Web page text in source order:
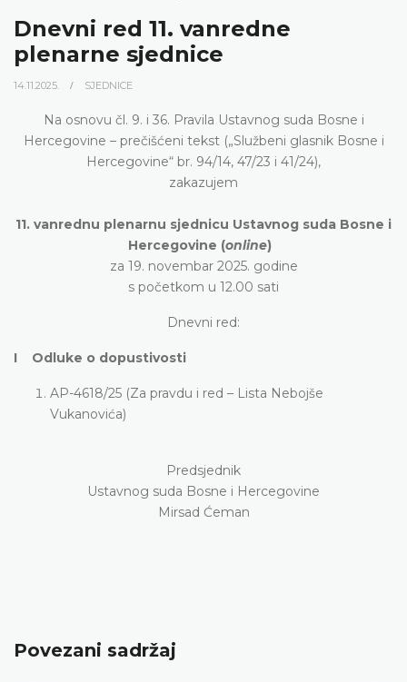
Dnevni red 11. vanredne
plenarne sjednice
14.11.2025. SJEDNICE
Na osnovu čl. 9. i 36. Pravila Ustavnog suda Bosne i
Hercegovine – prečišćeni tekst („Službeni glasnik Bosne i
Hercegovine“ br. 94/14, 47/23 i 41/24),
zakazujem
11. vanrednu plenarnu sjednicu Ustavnog suda Bosne i
Hercegovine (online)
za 19. novembar 2025. godine
s početkom u 12.00 sati
Dnevni red:
I Odluke o dopustivosti
AP-4618/25 (Za pravdu i red – Lista Nebojše
Vukanovića)
Predsjednik
Ustavnog suda Bosne i Hercegovine
Mirsad Ćeman
Povezani sadržaj